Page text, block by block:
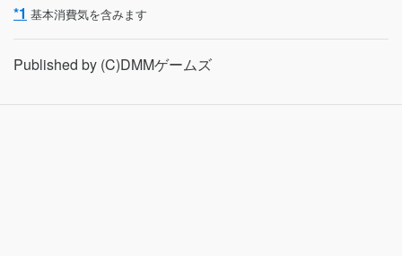
*1 基本消費気を含みます
Published by (C)DMMゲームズ